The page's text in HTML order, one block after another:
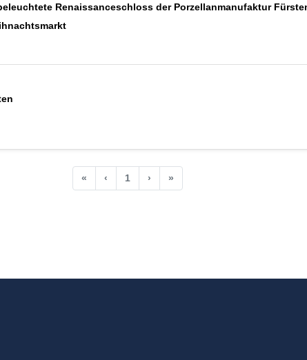
Renaissanceschloss der Porzellanmanufaktur
« ‹ 1 › »